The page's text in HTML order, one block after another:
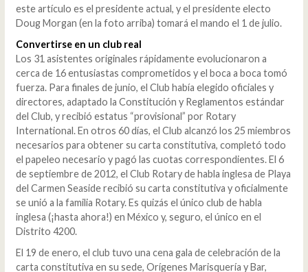
este artículo es el presidente actual, y el presidente electo
Doug Morgan (en la foto arriba) tomará el mando el 1 de julio.
Convertirse en un club real
Los 31 asistentes originales rápidamente evolucionaron a
cerca de 16 entusiastas comprometidos y el boca a boca tomó
fuerza. Para finales de junio, el Club había elegido oficiales y
directores, adaptado la Constitución y Reglamentos estándar
del Club, y recibió estatus “provisional” por Rotary
International. En otros 60 días, el Club alcanzó los 25 miembros
necesarios para obtener su carta constitutiva, completó todo
el papeleo necesario y pagó las cuotas correspondientes. El 6
de septiembre de 2012, el Club Rotary de habla inglesa de Playa
del Carmen Seaside recibió su carta constitutiva y oficialmente
se unió a la familia Rotary. Es quizás el único club de habla
inglesa (¡hasta ahora!) en México y, seguro, el único en el
Distrito 4200.
El 19 de enero, el club tuvo una cena gala de celebración de la
carta constitutiva en su sede, Orígenes Marisquería y Bar,